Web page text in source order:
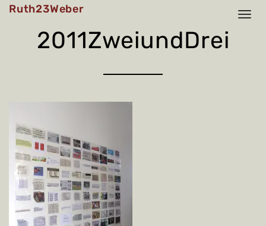
SkipRuth23Weber
2011ZweiundDrei